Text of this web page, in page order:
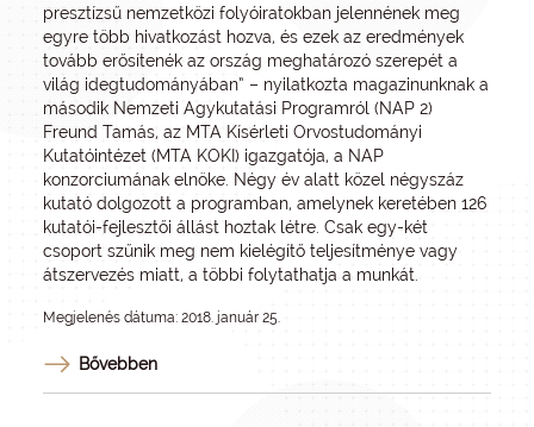
presztízsű nemzetközi folyóiratokban jelennének meg
egyre több hivatkozást hozva, és ezek az eredmények
tovább erősítenék az ország meghatározó szerepét a
világ idegtudományában” – nyilatkozta magazinunknak a
második Nemzeti Agykutatási Program­ról (NAP 2)
Freund Tamás, az MTA Kísérleti Orvostudományi
Kutatóintézet (MTA KOKI) igazgatója, a NAP
konzorciumának elnöke. Négy év alatt közel négyszáz
kutató dolgozott a programban, amelynek keretében 126
kutatói-fejlesztői állást hoztak létre. Csak egy-két
csoport szűnik meg nem kielégítő teljesítménye vagy
átszervezés miatt, a többi folytathatja a munkát.
Megjelenés dátuma: 2018. január 25.
Bővebben